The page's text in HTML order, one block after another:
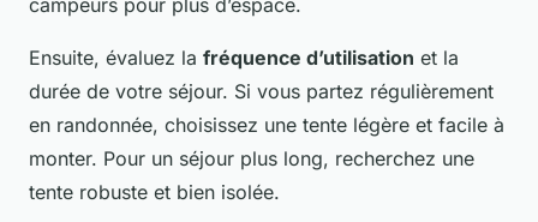
campeurs pour plus d’espace.
Ensuite, évaluez la fréquence d’utilisation et la
durée de votre séjour. Si vous partez régulièrement
en randonnée, choisissez une tente légère et facile à
monter. Pour un séjour plus long, recherchez une
tente robuste et bien isolée.